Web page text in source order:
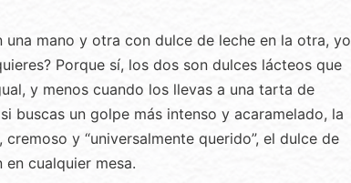
mano y otra con dulce de leche en la otra, yo
Porque sí, los dos son dulces lácteos que
y menos cuando los llevas a una tarta de
buscas un golpe más intenso y acaramelado, la
y “universalmente querido”, el dulce de
cualquier mesa.